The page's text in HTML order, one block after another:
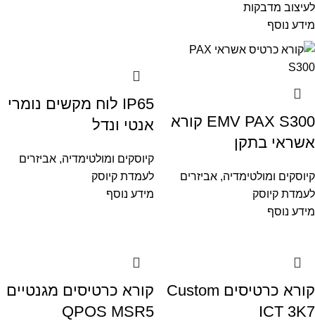
לעיצוב מדבקות
מידע נוסף
EMV PAX S300 קורא
אשראי בתקן
קיוסקים ומולטימדיה, אביזרים
לעמדת קיוסק
מידע נוסף
IP65 לוח מקשים נומרי
אנטי ונדל
קיוסקים ומולטימדיה, אביזרים
לעמדת קיוסק
מידע נוסף
קורא כרטיסים Custom
ICT 3K7
קורא כרטיסים מגנטיים
QPOS MSR5